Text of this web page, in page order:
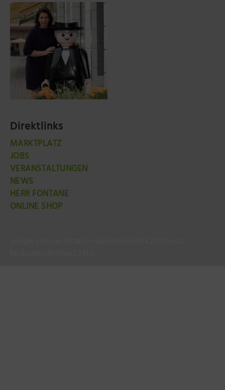
Direktlinks
MARKTPLATZ
JOBS
VERANSTALTUNGEN
NEWS
HERR FONTANE
ONLINE SHOP